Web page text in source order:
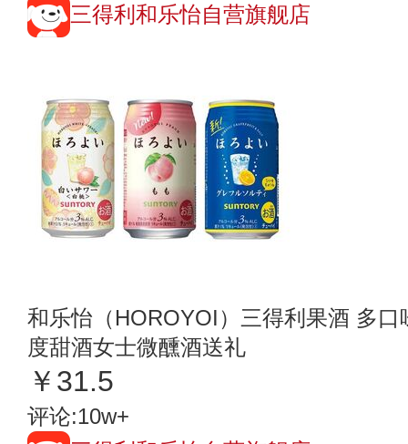
三得利和乐怡自营旗舰店
和乐怡（HOROYOI）三得利果酒 多
度甜酒女士微醺酒送礼
￥31.5
评论:10w+